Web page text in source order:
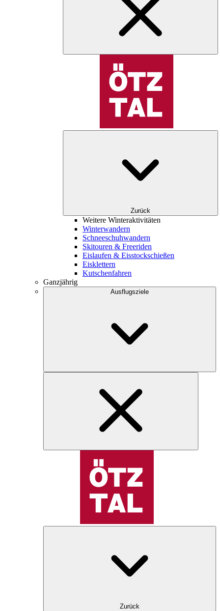
Zurück
Weitere Winteraktivitäten
Winterwandern
Schneeschuhwandern
Skitouren & Freeriden
Eislaufen & Eisstockschießen
Eisklettern
Kutschenfahren
Ganzjährig
Ausflugsziele
Zurück